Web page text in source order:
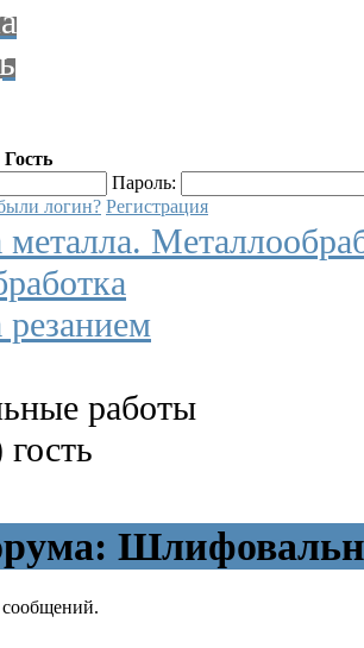
Гость
Пароль:
логин? Регистрация
работы